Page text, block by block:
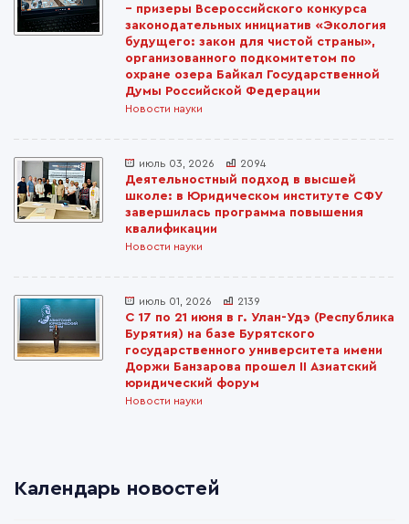
– призеры Всероссийского конкурса
законодательных инициатив «Экология
будущего: закон для чистой страны»,
организованного подкомитетом по
охране озера Байкал Государственной
Думы Российской Федерации
Новости науки
июль 03, 2026 2094
Деятельностный подход в высшей
школе: в Юридическом институте СФУ
завершилась программа повышения
квалификации
Новости науки
июль 01, 2026 2139
С 17 по 21 июня в г. Улан-Удэ (Республика
Бурятия) на базе Бурятского
государственного университета имени
Доржи Банзарова прошел II Азиатский
юридический форум
Новости науки
Календарь новостей